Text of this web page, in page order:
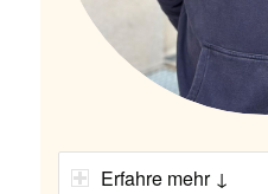
Erfahre mehr ↓